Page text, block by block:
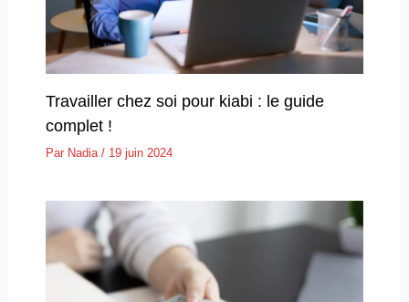
Travailler chez soi pour kiabi : le guide
complet !
Par Nadia / 19 juin 2024